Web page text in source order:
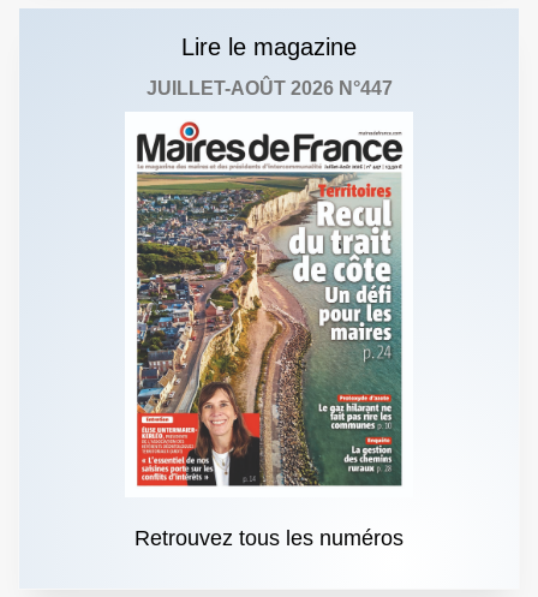
Lire le magazine
JUILLET-AOÛT 2026 N°447
Retrouvez tous les numéros